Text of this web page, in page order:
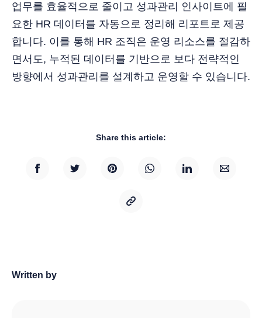
업무를 효율적으로 줄이고 성과관리 인사이트에 필
요한 HR 데이터를 자동으로 정리해 리포트로 제공
합니다. 이를 통해 HR 조직은 운영 리소스를 절감하
면서도, 누적된 데이터를 기반으로 보다 전략적인
방향에서 성과관리를 설계하고 운영할 수 있습니다.
Share this article:
Written by